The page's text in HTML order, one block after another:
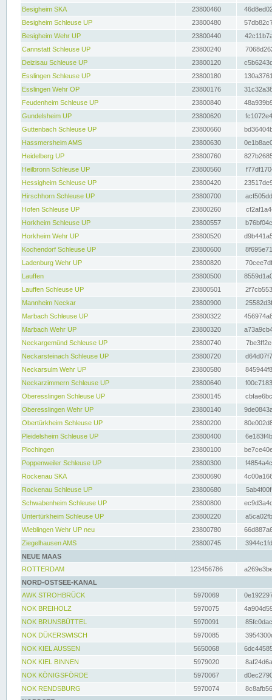
Besigheim SKA
23800460
Besigheim Schleuse UP
23800480
Besigheim Wehr UP
23800440
Cannstatt Schleuse UP
23800240
Deizisau Schleuse UP
23800120
Esslingen Schleuse UP
23800180
Esslingen Wehr OP
23800176
Feudenheim Schleuse UP
23800840
Gundelsheim UP
23800620
Guttenbach Schleuse UP
23800660
Hassmersheim AMS
23800630
Heidelberg UP
23800760
Heilbronn Schleuse UP
23800560
Hessigheim Schleuse UP
23800420
Hirschhorn Schleuse UP
23800700
Hofen Schleuse UP
23800260
Horkheim Schleuse UP
23800557
Horkheim Wehr UP
23800520
Kochendorf Schleuse UP
23800600
Ladenburg Wehr UP
23800820
Lauffen
23800500
Lauffen Schleuse UP
23800501
Mannheim Neckar
23800900
Marbach Schleuse UP
23800322
Marbach Wehr UP
23800320
Neckargemünd Schleuse UP
23800740
Neckarsteinach Schleuse UP
23800720
Neckarsulm Wehr UP
23800580
Neckarzimmern Schleuse UP
23800640
Oberesslingen Schleuse UP
23800145
Oberesslingen Wehr UP
23800140
Obertürkheim Schleuse UP
23800200
Pleidelsheim Schleuse UP
23800400
Plochingen
23800100
Poppenweiler Schleuse UP
23800300
Rockenau SKA
23800690
Rockenau Schleuse UP
23800680
Schwabenheim Schleuse UP
23800800
Untertürkheim Schleuse UP
23800220
Wieblingen Wehr UP neu
23800780
Ziegelhausen AMS
23800745
NEUE MAAS
ROTTERDAM
123456786
NORD-OSTSEE-KANAL
AWK STROHBRÜCK
5970069
NOK BREIHOLZ
5970075
NOK BRUNSBÜTTEL
5970091
NOK DÜKERSWISCH
5970085
NOK KIEL AUSSEN
5650068
NOK KIEL BINNEN
5979020
NOK KÖNIGSFÖRDE
5970067
NOK RENDSBURG
5970074